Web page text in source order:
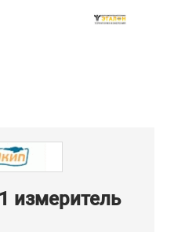
измеритель